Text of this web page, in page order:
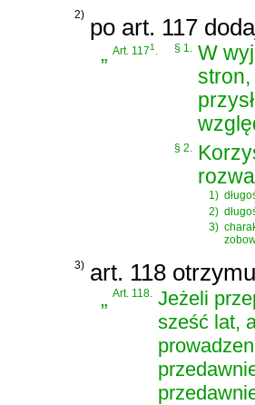
2) po art. 117
„Art. 1171 . § 1. W
§ 2.
1)
2)
3)
3) art. 118
„Art. 118.
Jeżeli
sześć lat,